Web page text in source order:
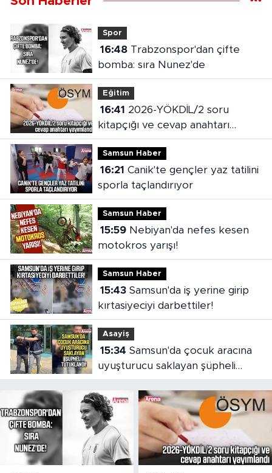
Spor
16:48Trabzonspor'dan çifte
bomba: sıra Nunez'de
Eğitim
16:41
kitapçığı ve cevap anahtarı
yayımlandı
Samsun Haber
16:21
sporla taçlandırıyor
Samsun Haber
15:59Nebiyan'da nefes kesen
motokros yarışı!
Samsun Haber
15:43Samsun'da iş yerine girip
kırtasiyeciyi darbettiler!
Asayiş
15:34
uyuşturucu saklayan şüpheli
tutuklandı